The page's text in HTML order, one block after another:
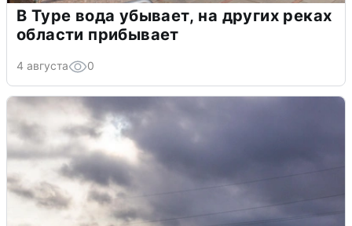
В Туре вода убывает, на других реках
области прибывает
4 августа 0